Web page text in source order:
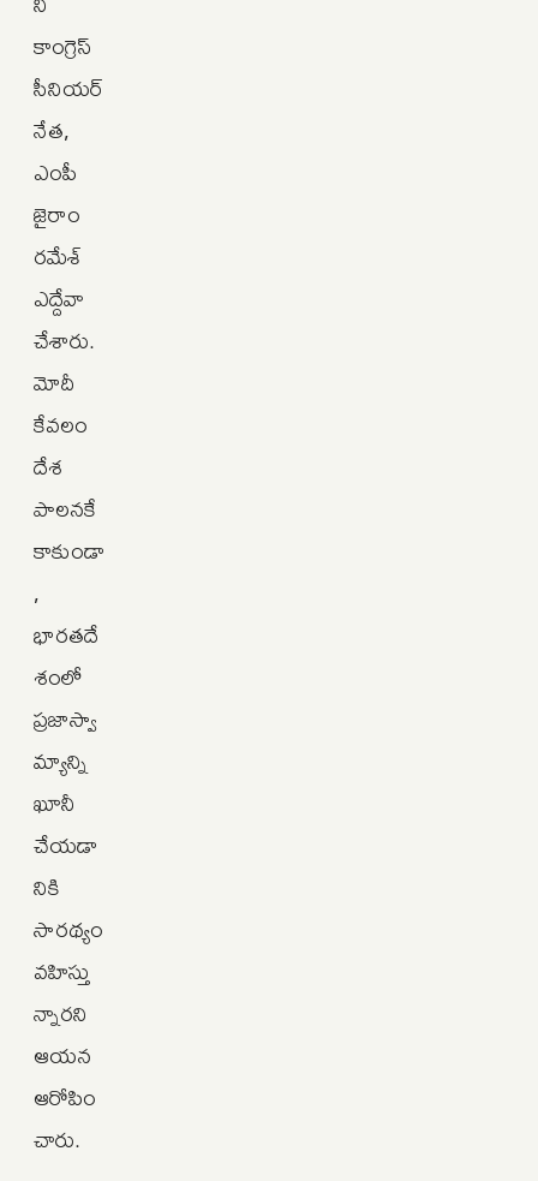
కాంగ్రెస్‌
సీనియర్‌
నేత,
ఎంపీ
జైరాం
రమేశ్‌
ఎద్దేవా
చేశారు.
మోదీ
కేవలం
దేశ
పాలనకే
కాకుండా
,
భారతదే
శంలో
ప్రజాస్వా
మ్యాన్ని
ఖూనీ
చేయడా
నికి
సారథ్యం
వహిస్తు
న్నారని
ఆయన
ఆరోపిం
చారు.